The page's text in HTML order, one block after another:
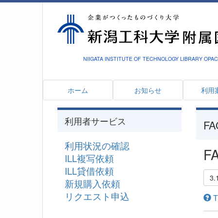
NIIGATA INSTITUTE OF TECHNOLOGY LIBRARY OPAC
ホーム お知らせ 利用
利用者サービス
利用状況の確認
ILL複写依頼
ILL貸借依頼
新規購入依頼
リクエスト申込